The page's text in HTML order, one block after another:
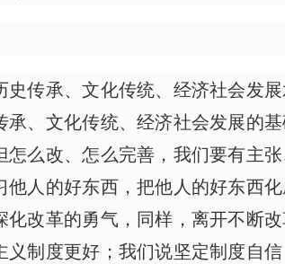
传承、文化传统、经济社会发
、文化传统、经济社会发展的
么改、怎么完善，我们要有主
人的好东西，把他人的好东西
改革的勇气，同样，离开不断
制度更好；我们说坚定制度自